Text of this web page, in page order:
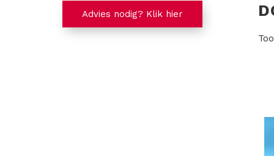
Advies nodig? Klik hier